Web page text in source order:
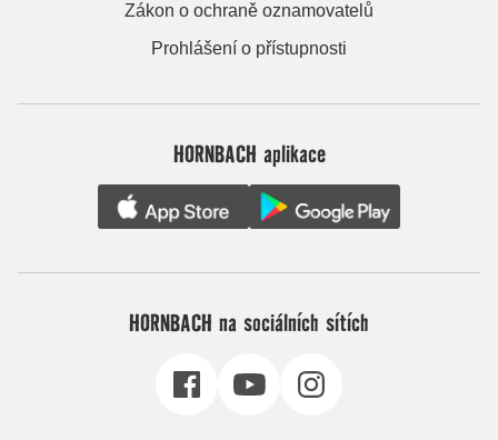
Zákon o ochraně oznamovatelů
Prohlášení o přístupnosti
HORNBACH aplikace
HORNBACH na sociálních sítích